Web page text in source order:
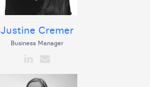
Justine Cremer
Business Manager